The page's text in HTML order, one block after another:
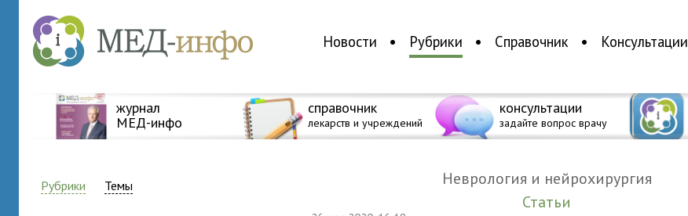
Новости Рубрики Справочник Консультации
журнал
МЕД-инфо
справочник
лекарств и учреждений
консультации
задайте вопрос врачу
Рубрики Темы
Неврология и нейрохирургия
Статьи